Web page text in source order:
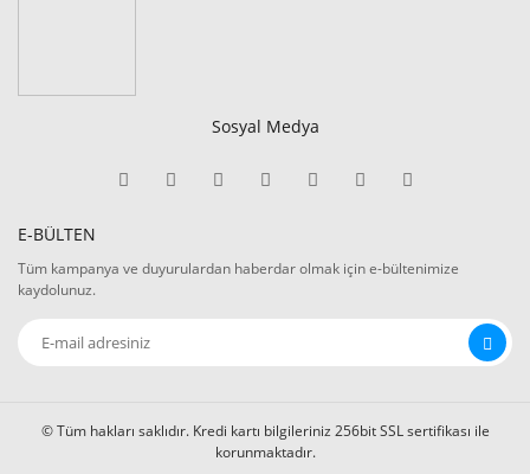
Sosyal Medya
E-BÜLTEN
Tüm kampanya ve duyurulardan haberdar olmak için e-bültenimize
kaydolunuz.
© Tüm hakları saklıdır. Kredi kartı bilgileriniz 256bit SSL sertifikası ile
korunmaktadır.